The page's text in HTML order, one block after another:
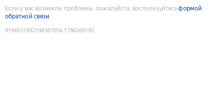
Если у вас возникли проблемы, пожалуйста, воспользуйтесьформой
обратной связи
9194031882198387054:1786269192